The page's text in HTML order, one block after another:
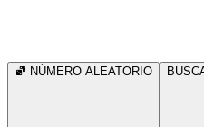
NÚMERO ALEATORIO